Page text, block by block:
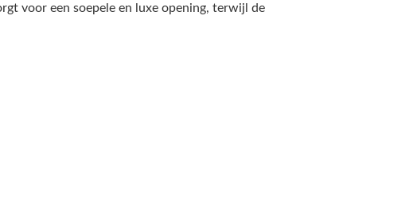
voor een soepele en luxe opening, terwijl de